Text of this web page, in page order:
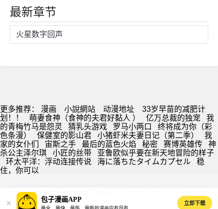
最新章节
火星数字回声
更多推荐： 漫画 小說網站 动漫地址
33岁早苗的减肥计
划！！
萌妻食神（食神的夫君好黏人 ） 亿万总裁的独宠
我
的青梅竹马是怨灵
猜乳头游戏 罗马小两口
终将成为你（彩
色条漫）
保健室的影山君 小猪虾米夫妻日记（第二季）
我
家的女仆们
宙斯之手 最后的蓝色火焰 秘密 赛博英雄传
神
杀公主泽尔琪
小匠的丝带
亚鲁欧似乎要在新天地冒险的样子
环太平洋：浮动连接传说
海に落ちたタイムカプセル
稳
住，你可以
包子漫画APP 立即下载
© 2026 BAOZIMH.COM 包子漫画 ·
s@baozimh.com